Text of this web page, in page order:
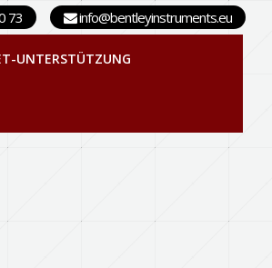
73 info@bentleyinstruments.eu
UNTERSTÜTZUNG